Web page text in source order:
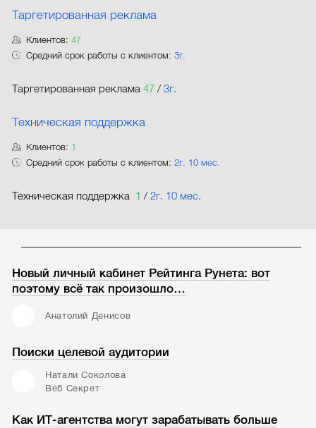
Таргетированная реклама
Клиентов:47
Средний срок работы с клиентом:3г.
Таргетированная реклама 47 /3г.
Техническая поддержка
Клиентов: 1
Средний срок работы с клиентом:2г. 10 мес.
Техническая поддержка 1 /2г. 10 мес.
Новый личный кабинет Рейтинга Рунета: вот
поэтому всё так произошло…
Анатолий Денисов
Поиски целевой аудитории
Натали Соколова
Веб Секрет
Как ИТ-агентства могут зарабатывать больше